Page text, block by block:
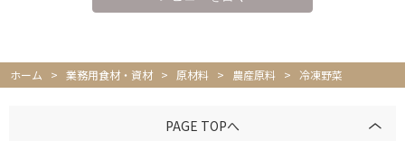
ホーム > 業務用食材・資材 > 原材料 > 農産原料 > 冷凍野菜
PAGE TOPへ